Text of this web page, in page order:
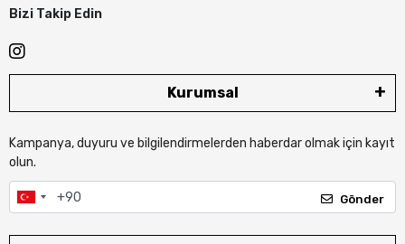
Bizi Takip Edin
Kurumsal
Kampanya, duyuru ve bilgilendirmelerden haberdar olmak için kayıt
olun.
Gönder